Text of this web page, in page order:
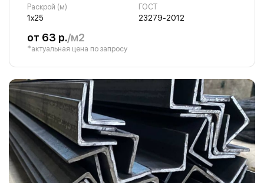
Раскрой (м)
1х25
ГОСТ
23279-2012
от 63 р./м2
*актуальная цена по запросу